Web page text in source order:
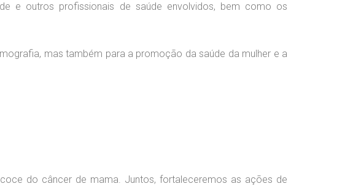
e outros profissionais de saúde envolvidos, bem como os
mas também para a promoção da saúde da mulher e a
do câncer de mama. Juntos, fortaleceremos as ações de